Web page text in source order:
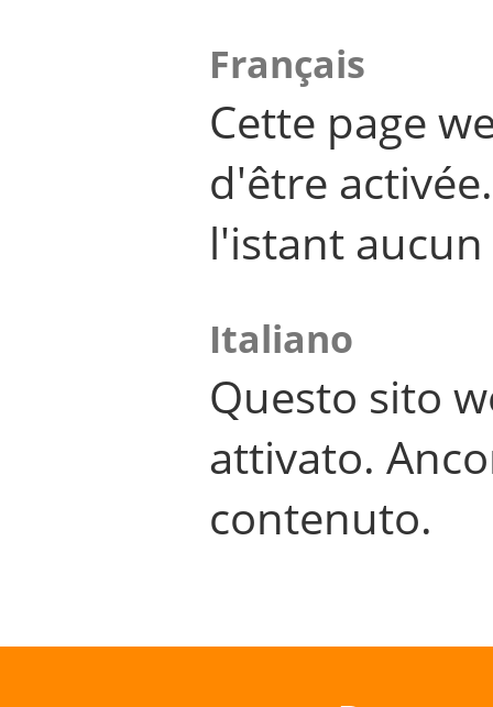
Français
Cette page
d'être
l'istant
Italiano
Questo sito
attivato.
contenuto.